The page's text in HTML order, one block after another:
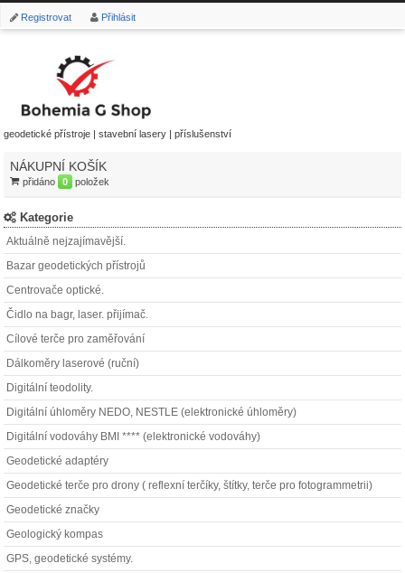
Registrovat Přihlásit
geodetické přístroje | stavební lasery | příslušenství
NÁKUPNÍ KOŠÍK
přidáno 0 položek
Kategorie
Aktuálně nejzajímavější.
Bazar geodetických přístrojů
Centrovače optické.
Čidlo na bagr, laser. přijímač.
Cílové terče pro zaměřování
Dálkoměry laserové (ruční)
Digitální teodolity.
Digitální úhloměry NEDO, NESTLE (elektronické úhloměry)
Digitální vodováhy BMI **** (elektronické vodováhy)
Geodetické adaptéry
Geodetické terče pro drony ( reflexní terčíky, štítky, terče pro fotogrammetrii)
Geodetické značky
Geologický kompas
GPS, geodetické systémy.